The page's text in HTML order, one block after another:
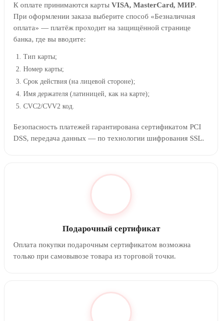
К оплате принимаются карты VISA, MasterCard, МИР.
При оформлении заказа выберите способ «Безналичная
оплата» — платёж проходит на защищённой странице
банка, где вы вводите:
Тип карты;
Номер карты;
Срок действия (на лицевой стороне);
Имя держателя (латиницей, как на карте);
CVC2/CVV2 код.
Безопасность платежей гарантирована сертификатом PCI
DSS, передача данных — по технологии шифрования SSL.
Подарочный сертификат
Оплата покупки подарочным сертификатом возможна
только при самовывозе товара из торговой точки.